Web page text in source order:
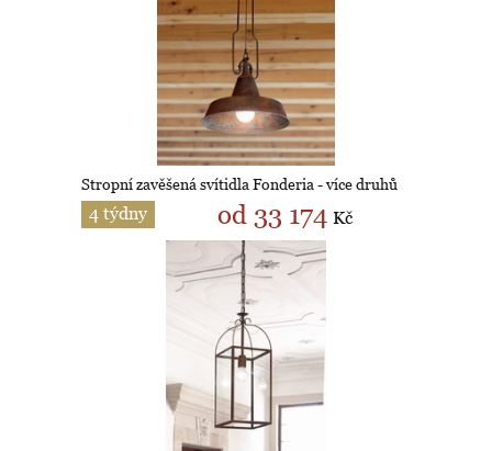
Stropní zavěšená svítidla Fonderia - více druhů
4 týdny od 33 174 Kč